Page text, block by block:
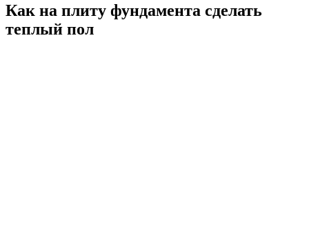
Как на плиту фундамента сделать
теплый пол